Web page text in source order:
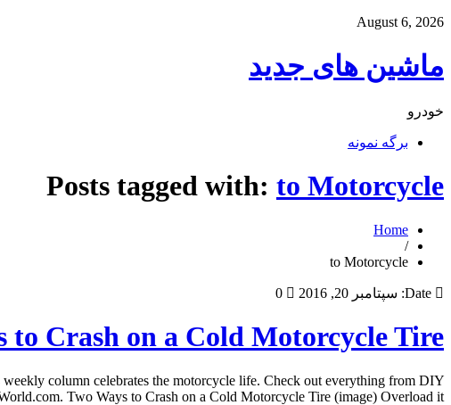
August 6, 2026
ماشین های جدید
خودرو
برگه نمونه
Posts tagged with: to Motorcycle
Home
/
to Motorcycle
Date: سپتامبر 20, 2016 0
to Crash on a Cold Motorcycle Tire
column celebrates the motorcycle life. Check out everything from DIY
Two Ways to Crash on a Cold Motorcycle Tire (image) Overload it […]